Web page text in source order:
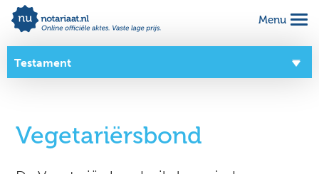
Menu
Alles geregeld voor 1 vaste prijs
Complete notariële akte
Testament
Over dit product
Vegetariërsbond